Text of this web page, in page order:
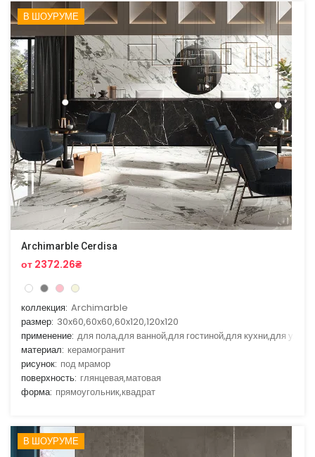
В ШОУРУМЕ
Archimarble Cerdisa
от 2372.26₴
коллекция: Archimarble
размер: 30x60,60x60,60x120,120x120
применение: для пола,для ванной,для гостиной,для кухни,для улицы
материал: керамогранит
рисунок: под мрамор
поверхность: глянцевая,матовая
форма: прямоугольник,квадрат
В ШОУРУМЕ